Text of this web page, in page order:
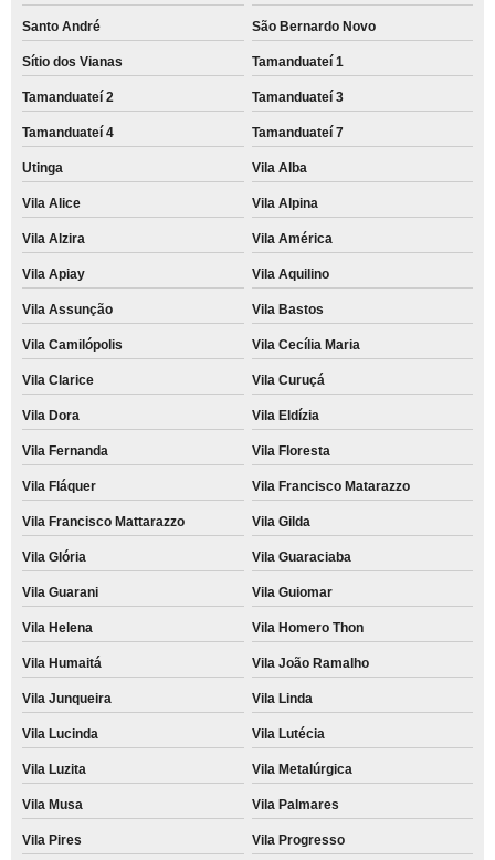
Santo André São Bernardo Novo
Sítio dos Vianas Tamanduateí 1
Tamanduateí 2 Tamanduateí 3
Tamanduateí 4 Tamanduateí 7
Utinga Vila Alba
Vila Alice Vila Alpina
Vila Alzira Vila América
Vila Apiay Vila Aquilino
Vila Assunção Vila Bastos
Vila Camilópolis Vila Cecília Maria
Vila Clarice Vila Curuçá
Vila Dora Vila Eldízia
Vila Fernanda Vila Floresta
Vila Fláquer Vila Francisco Matarazzo
Vila Francisco Mattarazzo Vila Gilda
Vila Glória Vila Guaraciaba
Vila Guarani Vila Guiomar
Vila Helena Vila Homero Thon
Vila Humaitá Vila João Ramalho
Vila Junqueira Vila Linda
Vila Lucinda Vila Lutécia
Vila Luzita Vila Metalúrgica
Vila Musa Vila Palmares
Vila Pires Vila Progresso